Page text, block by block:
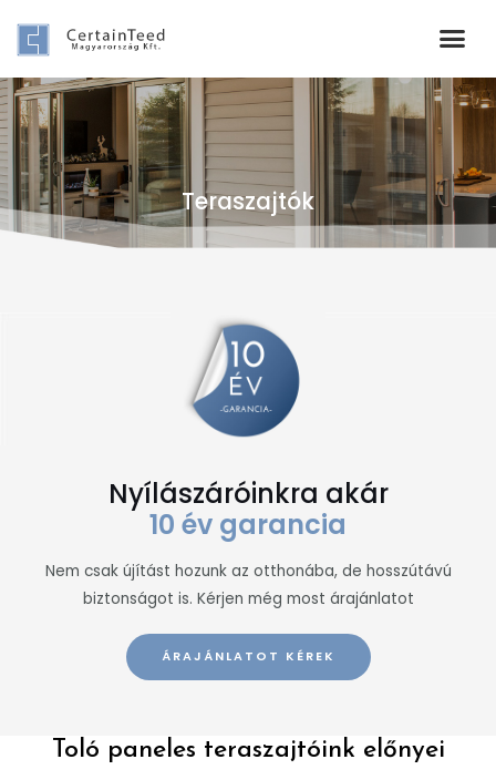
Teraszajtók
Nyílászáróinkra akár
10 év garancia
Nem csak újítást hozunk az otthonába, de hosszútávú
biztonságot is. Kérjen még most árajánlatot
ÁRAJÁNLATOT KÉREK
Toló paneles teraszajtóink előnyei